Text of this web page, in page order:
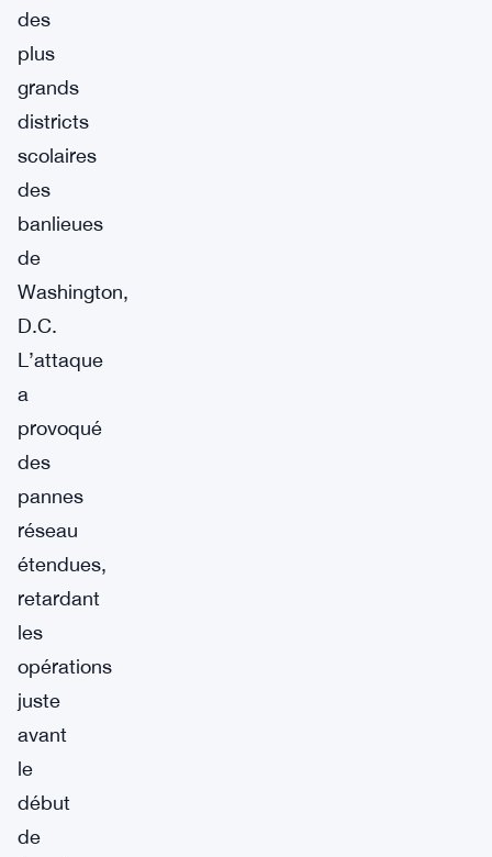
des
plus
grands
districts
scolaires
des
banlieues
de
Washington,
D.C.
L’attaque
a
provoqué
des
pannes
réseau
étendues,
retardant
les
opérations
juste
avant
le
début
de